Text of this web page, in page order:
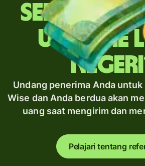
Sering
uang ke
Undang penerima Anda
Wise dan Anda berdua akan
uang saat mengirim dan
Pelajari tentang